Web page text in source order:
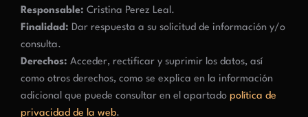
Responsable: Cristina Perez Leal.
Finalidad: Dar respuesta a su solicitud de información y/o
consulta.
Derechos: Acceder, rectificar y suprimir los datos, así
como otros derechos, como se explica en la información
adicional que puede consultar en el apartado política de
privacidad de la web.